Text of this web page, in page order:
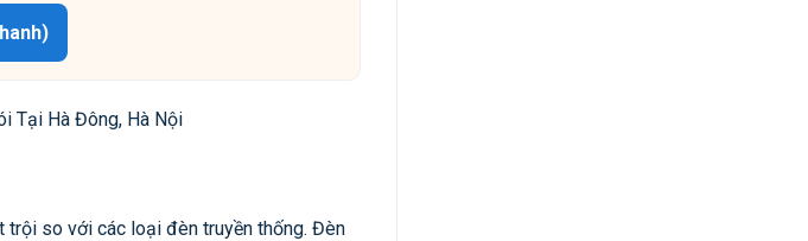
Tại Hà Đông, Hà Nội
trội so với các loại đèn truyền thống. Đèn